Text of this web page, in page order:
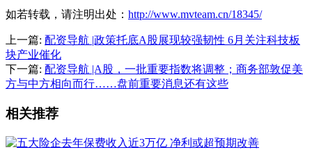
如若转载，请注明出处： http://www.mvteam.cn/18345/
上一篇: 配资导航 |政策托底A股展现较强韧性 6月关注科技板
块产业催化
下一篇: 配资导航 |A股，一批重要指数将调整；商务部敦促美
方与中方相向而行……盘前重要消息还有这些
相关推荐